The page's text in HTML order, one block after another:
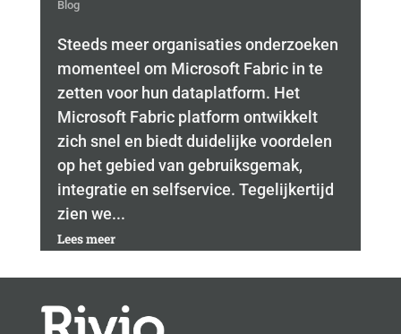
Blog
Steeds meer organisaties onderzoeken
momenteel om Microsoft Fabric in te
zetten voor hun dataplatform. Het
Microsoft Fabric platform ontwikkelt
zich snel en biedt duidelijke voordelen
op het gebied van gebruiksgemak,
integratie en selfservice. Tegelijkertijd
zien we...
Lees meer